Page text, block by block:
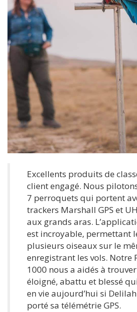
Excellents produits de
client engagé. Nous
7 perroquets qui portent
trackers Marshall GPS et
aux grands aras.
est incroyable, permettant
plusieurs oiseaux sur le
enregistrant les vols. Notre
1000 nous a aidés à
éloigné, abattu et blessé
en vie aujourd’hui si
porté sa télémétrie GPS.